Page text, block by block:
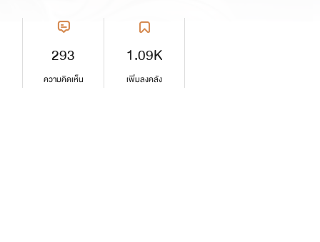
293
ความคิดเห็น
1.09K
เพิ่มลงคลัง